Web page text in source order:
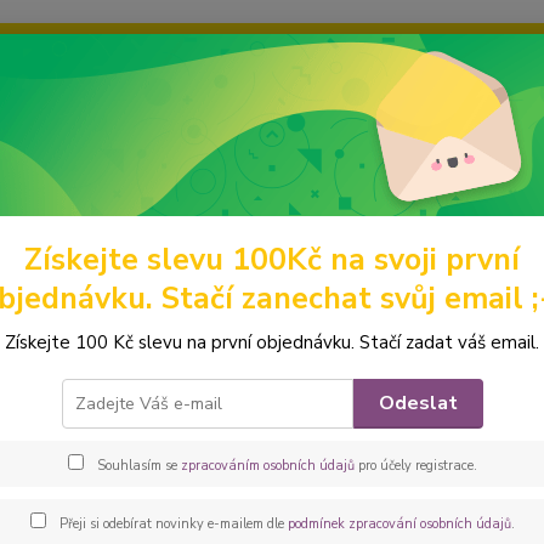
grafiku? Mám jich mnohem víc – napište mi a společně
Hledat
Domácí mazlíčci Výstavní pamlskovníky Stafbulíci Peštovka
Výstavní pamlskovník
Získejte slevu 100Kč na svoji první
Stačí zanechat svůj email
Získejte 100 Kč slevu na první objednávku. Stačí zadat váš email.
Odeslat
Souhlasím se zpracováním osobních údajůpro účely registrace.
Přeji si odebírat novinky e-mailem dle podmínek zpracování osobních údajů.